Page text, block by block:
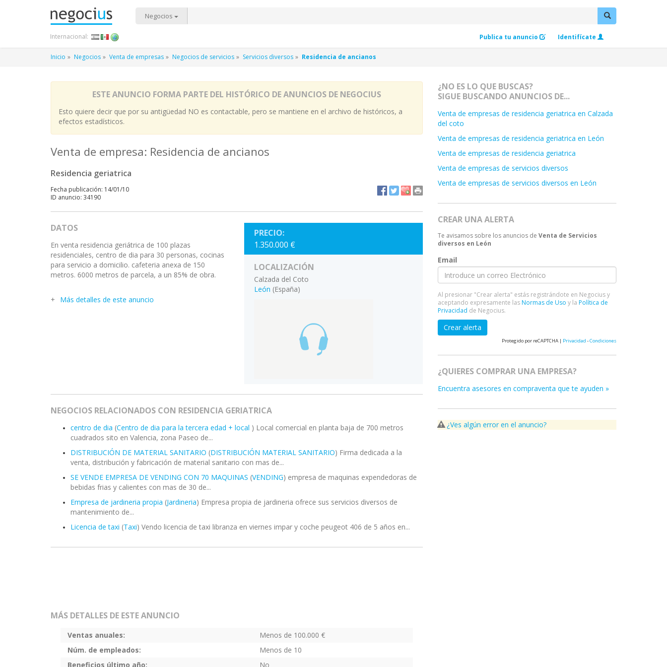
Negocios
Publica tu anuncio Identifícate
Internacional:
Inicio Negocios Venta de empresas Negocios de servicios Servicios diversos Residencia de ancianos
ESTE ANUNCIO FORMA PARTE DEL HISTÓRICO DE ANUNCIOS DE NEGOCIUS
Esto quiere decir que por su antigüedad NO es contactable, pero se mantiene en el archivo de históricos, a
efectos estadísticos.
Venta de empresa: Residencia de ancianos
Residencia geriatrica
Fecha publicación: 14/01/10
ID anuncio: 34190
DATOS
En venta residencia geriátrica de 100 plazas
residenciales, centro de dia para 30 personas, cocinas
para servicio a domicilio. cafeteria anexa de 150
metros. 6000 metros de parcela, a un 85% de obra.
Más detalles de este anuncio
PRECIO:
1.350.000 €
LOCALIZACIÓN
Calzada del Coto
León (España)
NEGOCIOS RELACIONADOS CON RESIDENCIA GERIATRICA
centro de dia (Centro de dia para la tercera edad + local ) Local comercial en planta baja de 700 metros
cuadrados sito en Valencia, zona Paseo de...
DISTRIBUCIÓN DE MATERIAL SANITARIO (DISTRIBUCIÓN MATERIAL SANITARIO) Firma dedicada a la
venta, distribución y fabricación de material sanitario con mas de...
SE VENDE EMPRESA DE VENDING CON 70 MAQUINAS (VENDING) empresa de maquinas expendedoras de
bebidas frias y calientes con mas de 30 de...
Empresa de jardineria propia (Jardineria) Empresa propia de jardineria ofrece sus servicios diversos de
mantenimiento de...
Licencia de taxi (Taxi) Vendo licencia de taxi libranza en viernes impar y coche peugeot 406 de 5 años en...
MÁS DETALLES DE ESTE ANUNCIO
Ventas anuales:
Menos de 100.000 €
Núm. de empleados:
Menos de 10
Beneficios último año:
No
¿NO ES LO QUE BUSCAS?
SIGUE BUSCANDO ANUNCIOS DE...
Venta de empresas de residencia geriatrica en Calzada
del coto
Venta de empresas de residencia geriatrica en León
Venta de empresas de residencia geriatrica
Venta de empresas de servicios diversos
Venta de empresas de servicios diversos en León
CREAR UNA ALERTA
Te avisamos sobre los anuncios de Venta de Servicios
diversos en León
Email
Al presionar "Crear alerta" estás registrándote en Negocius y
aceptando expresamente lasNormas de Uso y la Política de
Privacidad de Negocius.
Crear alerta
Protegido por reCAPTCHA | Privacidad -Condiciones
¿QUIERES COMPRAR UNA EMPRESA?
Encuentra asesores en compraventa que te ayuden »
¿Ves algún error en el anuncio?